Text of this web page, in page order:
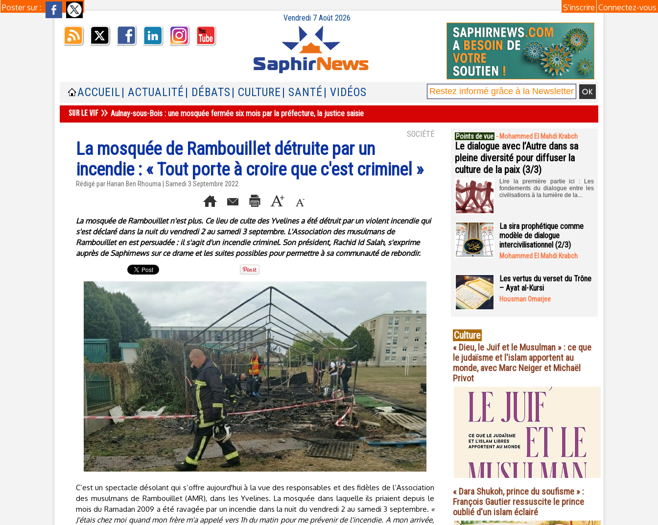
Poster sur : Connectez-vous
S'inscrire
Vendredi 7 Août 2026
ACCUEIL | ACTUALITÉ | DÉBATS | CULTURE | SANTÉ | VIDÉOS
Aulnay-sous-Bois : une mosquée fermée six mois par la préfecture, la justice saisie
SOCIÉTÉ
La mosquée de Rambouillet détruite par un
incendie : « Tout porte à croire que c'est criminel »
Rédigé par Hanan Ben Rhouma | Samedi 3 Septembre 2022
La mosquée de Rambouillet n'est plus. Ce lieu de culte des Yvelines a été détruit par un violent incendie qui
s'est déclaré dans la nuit du vendredi 2 au samedi 3 septembre. L'Association des musulmans de
Rambouillet en est persuadée : il s'agit d'un incendie criminel. Son président, Rachid Id Salah, s'exprime
auprès de Saphirnews sur ce drame et les suites possibles pour permettre à sa communauté de rebondir.
C’est un spectacle désolant qui s’offre aujourd'hui à la vue des responsables et des fidèles de l’Association
des musulmans de Rambouillet (AMR), dans les Yvelines. La mosquée dans laquelle ils priaient depuis le
mois du Ramadan 2009 a été ravagée par un incendie dans la nuit du vendredi 2 au samedi 3 septembre. «
J'étais chez moi quand mon frère m'a appelé vers 1h du matin pour me prévenir de l'incendie. A mon arrivée,
Points de vue - Mohammed El Mahdi Krabch
Le dialogue avec l’Autre dans sa
pleine diversité pour diffuser la
culture de la paix (3/3)
Lire la première partie ici : Les
fondements du dialogue entre les
civilisations à la lumière de la...
La sira prophétique comme
modèle de dialogue
intercivilisationnel (2/3)
Mohammed El Mahdi Krabch
Les vertus du verset du Trône
– Ayat al-Kursi
Housman Omarjee
Culture
« Dieu, le Juif et le Musulman » : ce que
le judaïsme et l'islam apportent au
monde, avec Marc Neiger et Michaël
Privot
« Dara Shukoh, prince du soufisme » :
François Gautier ressuscite le prince
oublié d'un islam éclairé